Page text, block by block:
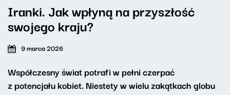
Iranki. Jak wpłyną na przyszłość
swojego kraju?
9 marca 2026
Współczesny świat potrafi w pełni czerpać
z potencjału kobiet. Niestety w wielu zakątkach globu